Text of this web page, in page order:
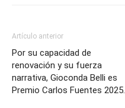
Artículo anterior
Por su capacidad de
renovación y su fuerza
narrativa, Gioconda Belli es
Premio Carlos Fuentes 2025.